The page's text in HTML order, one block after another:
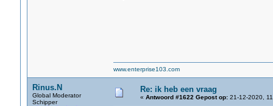
www.enterprise103.com
Rinus.N
Global Moderator
Schipper
Re: ik heb een vraag
« Antwoord #1622 Gepost op:21-12-2020,